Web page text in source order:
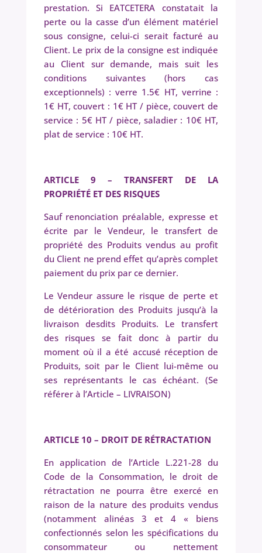
prestation. Si EATCETERA constatait la
perte ou la casse d’un élément matériel
sous consigne, celui-ci serait facturé au
Client. Le prix de la consigne est indiquée
au Client sur demande, mais suit les
conditions suivantes (hors cas
exceptionnels) : verre 1.5€ HT, verrine :
1€ HT, couvert : 1€ HT / pièce, couvert de
service : 5€ HT / pièce, saladier : 10€ HT,
plat de service : 10€ HT.
ARTICLE 9 – TRANSFERT DE LA
PROPRIÉTÉ ET DES RISQUES
Sauf renonciation préalable, expresse et
écrite par le Vendeur, le transfert de
propriété des Produits vendus au profit
du Client ne prend effet qu’après complet
paiement du prix par ce dernier.
Le Vendeur assure le risque de perte et
de détérioration des Produits jusqu’à la
livraison desdits Produits. Le transfert
des risques se fait donc à partir du
moment où il a été accusé réception de
Produits, soit par le Client lui-même ou
ses représentants le cas échéant. (Se
référer à l’Article – LIVRAISON)
ARTICLE 10 – DROIT DE RÉTRACTATION
En application de l’Article L.221-28 du
Code de la Consommation, le droit de
rétractation ne pourra être exercé en
raison de la nature des produits vendus
(notamment alinéas 3 et 4 « biens
confectionnés selon les spécifications du
consommateur ou nettement